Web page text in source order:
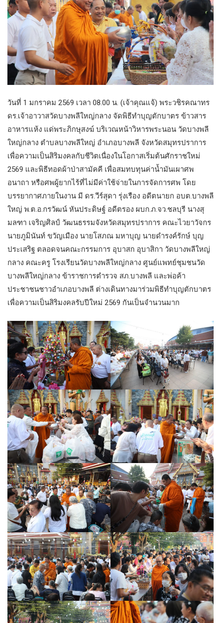
วันที่ 1 มกราคม 2569 เวลา 08.00 น. (เจ้าคุณแจ้) พระวชิรคณาทร
ดร.เจ้าอาวาสวัดบางพลีใหญ่กลาง จัดพิธีทำบุญตักบาตร ข้าวสาร
อาหารแห้ง แด่พระภิกษุสงฆ์ บริเวณหน้าวิหารพระนอน วัดบางพลี
ใหญ่กลาง ตำบลบางพลีใหญ่ อำเภอบางพลี จังหวัดสมุทรปราการ
เพื่อความเป็นสิริมงคลกับชีวิตเนื่องในโอกาสเริ่มต้นศักราชใหม่
2569 และพิธีทอดผ้าป่าสามัคคี เพื่อสมทบทุนค่าน้ำมันเผาศพ
อนาถา หรือศพผู้ยากไร้ที่ไม่มีค่าใช้จ่ายในการจัดการศพ โดย
บรรยากาศภายในงาน มี ดร.วีร์สุดา รุ่งเรือง อดีตนายก อบต.บางพลี
ใหญ่ พ.ต.อ.กรวัฒน์ หันประดิษฐ์ อดีตรอง ผบก.ภ.จว.ชลบุรี นางสุ
มลฑา เจริญศิลป์ วัฒนธรรมจังหวัดสมุทรปราการ คณะไวยาวัจกร
นายภูมินันท์ ขวัญเมือง นายโสภณ มหาบุญ นายดำรงค์รักษ์ บุญ
ประเสริฐ ตลอดจนคณะกรรมการ อุบาสก อุบาสิกา วัดบางพลีใหญ่
กลาง คณะครู โรงเรียนวัดบางพลีใหญ่กลาง ศูนย์แพทย์ชุมชนวัด
บางพลีใหญ่กลาง ข้าราชการตำรวจ สภ.บางพลี และพ่อค้า
ประชาชนชาวอำเภอบางพลี ต่างเดินทางมาร่วมพิธีทำบุญตักบาตร
เพื่อความเป็นสิริมงคลรับปีใหม่ 2569 กันเป็นจํานวนมาก